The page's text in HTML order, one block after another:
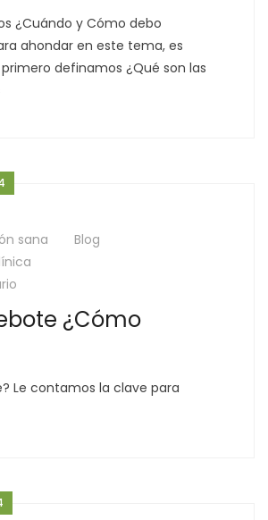
¿Cuándo y Cómo debo
ahondar en este tema, es
definamos ¿Qué son las
sana
Blog
¿Cómo
Le contamos la clave para